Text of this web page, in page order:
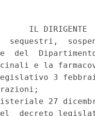
IL DIRIGENTE
del
e la
3
27
decreto